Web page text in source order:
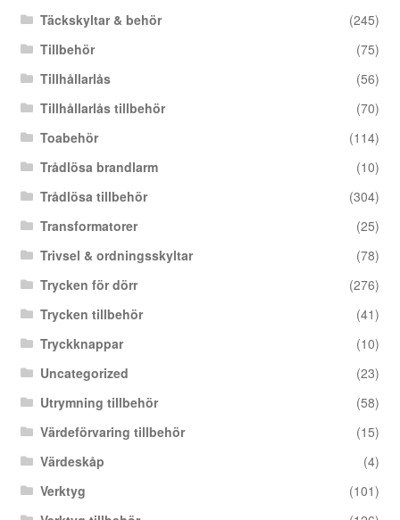
Täckskyltar & behör
(245)
Tillbehör
(75)
Tillhållarlås
(56)
Tillhållarlås tillbehör
(70)
Toabehör
(114)
Trådlösa brandlarm
(10)
Trådlösa tillbehör
(304)
Transformatorer
(25)
Trivsel & ordningsskyltar
(78)
Trycken för dörr
(276)
Trycken tillbehör
(41)
Tryckknappar
(10)
Uncategorized
(23)
Utrymning tillbehör
(58)
Värdeförvaring tillbehör
(15)
Värdeskåp
(4)
Verktyg
(101)